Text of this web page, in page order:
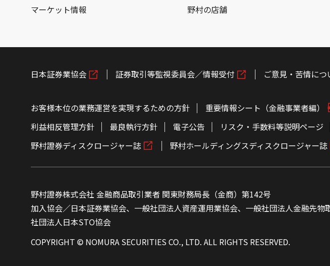
マーケット情報
野村の店舗
日本証券業協会 証券取引等監視委員会／情報受付 ご意見・苦情につ
お客様本位の業務運営を実現するための方針 重要情報シート（金融事業者編）
利益相反管理方針
最良執行方針 電子公告 リスク・手数料等説明ページ
野村證券ディスクロージャー誌
野村ホールディングスディスクロージャー誌
野村證券株式会社 金融商品取引業者 関東財務局長（金商）第142号
加入協会／日本証券業協会、一般社団法人資産運用業協会、一般社団法人金融先
社団法人日本STO協会
COPYRIGHT © NOMURA SECURITIES CO., LTD. ALL RIGHTS RESERVED.